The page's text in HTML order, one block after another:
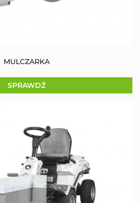
MULCZARKA
SPRAWDŹ